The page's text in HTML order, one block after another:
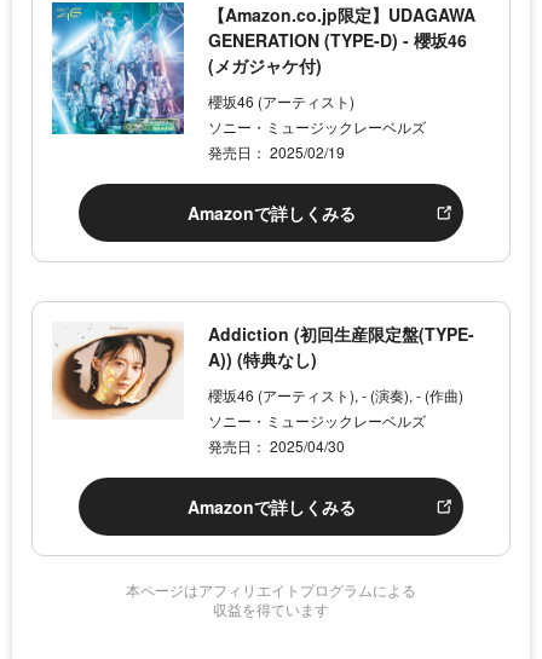
【Amazon.co.jp限定】UDAGAWA
GENERATION (TYPE-D) - 櫻坂46
(メガジャケ付)
櫻坂46 (アーティスト)
ソニー・ミュージックレーベルズ
発売日： 2025/02/19
Amazonで詳しくみる
Addiction (初回生産限定盤(TYPE-
A)) (特典なし)
櫻坂46 (アーティスト), - (演奏), - (作曲)
ソニー・ミュージックレーベルズ
発売日： 2025/04/30
Amazonで詳しくみる
本ページはアフィリエイトプログラムによる
収益を得ています